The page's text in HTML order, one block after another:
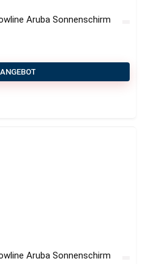
Aruba Sonnenschirm
Aruba Sonnenschirm